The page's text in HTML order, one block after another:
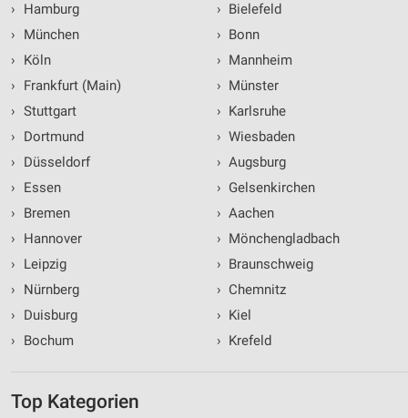
›
Hamburg
›
München
›
Köln
›
Frankfurt (Main)
› Stuttgart
›
Dortmund
›
Düsseldorf
›
Essen
›
Bremen
›
Hannover
›
Leipzig
›
Nürnberg
›
Duisburg
›
Bochum
› Bielefeld
› Bonn
› Mannheim
› Münster
› Karlsruhe
› Wiesbaden
› Augsburg
› Gelsenkirchen
› Aachen
› Mönchengladbach
› Braunschweig
› Chemnitz
› Kiel
› Krefeld
Top Kategorien